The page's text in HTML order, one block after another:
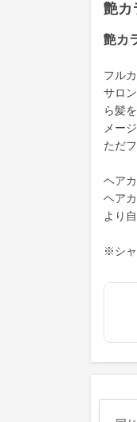
艶カ
艶カ
フル
サロ
ら髪
メー
ただ
ヘア
ヘア
より
※シャ